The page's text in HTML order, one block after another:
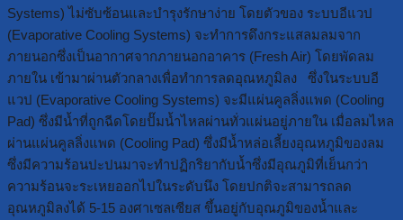
Systems) ไม่ซับซ้อนและบำรุงรักษาง่าย โดยตัวของ ระบบอีแวป
(Evaporative Cooling Systems) จะทำการดึงกระแสลมลมจาก
ภายนอกซึ่งเป็นอากาศจากภายนอกอาคาร (Fresh Air) โดยพัดลม
ภายใน เข้ามาผ่านตัวกลางเพื่อทำการลดอุณหภูมิลง ซึ่งในระบบอี
แวป (Evaporative Cooling Systems) จะมีแผ่นคูลลิ่งแพด (Cooling
Pad) ซึ่งมีน้ำที่ถูกฉีดโดยปั๊มน้ำไหลผ่านทั่วแผ่นอยู่ภายใน เมื่อลมไหล
ผ่านแผ่นคูลลิ่งแพด (Cooling Pad) ซึ่งมีน้ำหล่อเลี้ยงอุณหภูมิของลม
ซึ่งมีความร้อนปะปนมาจะทำปฏิกริยากับน้ำซึ่งมีอุณภูมิที่เย็นกว่า
ความร้อนจะระเหยออกไปในระดับนึง โดยปกติจะสามารถลด
อุณหภูมิลงได้ 5-15 องศาเซลเซียส ขึ้นอยู่กับอุณภูมิของน้ำและ